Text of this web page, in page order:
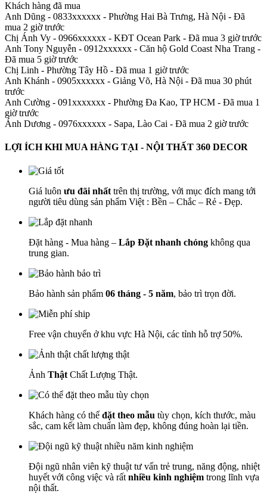
Khách hàng đã mua
Anh Dũng - 0833xxxxxx - Phường Hai Bà Trưng, Hà Nội - Đã
mua 2 giờ trước
Chị Ánh Vy - 0966xxxxxx - KĐT Ocean Park - Đã mua 3 giờ trước
Anh Tony Nguyễn - 0912xxxxxx - Căn hộ Gold Coast Nha Trang -
Đã mua 5 giờ trước
Chị Linh - Phường Tây Hồ - Đã mua 1 giờ trước
Anh Khánh - 0905xxxxxx - Giảng Võ, Hà Nội - Đã mua 30 phút
trước
Anh Cường - 091xxxxxxx - Phường Đa Kao, TP HCM - Đã mua 1
giờ trước
Ánh Dương - 0976xxxxxx - Sapa, Lào Cai - Đã mua 2 giờ trước
LỢI ÍCH KHI MUA HÀNG TẠI - NỘI THẤT 360 DECOR
Giá luôn ưu đãi nhất trên thị trường, với mục đích mang tới
người tiêu dùng sản phẩm Việt : Bền – Chắc – Rẻ - Đẹp.
Đặt hàng - Mua hàng – Lắp Đặt nhanh chóng không qua
trung gian.
Bảo hành sản phẩm 06 tháng - 5 năm, bảo trì trọn đời.
Free vận chuyển ở khu vực Hà Nội, các tỉnh hỗ trợ 50%.
Ảnh Thật Chất Lượng Thật.
Khách hàng có thể đặt theo mẫu tùy chọn, kích thước, màu
sắc, cam kết làm chuẩn làm đẹp, không đúng hoàn lại tiền.
Đội ngũ nhân viên kỹ thuật tư vấn trẻ trung, năng động, nhiệt
huyết với công việc và rất nhiều kinh nghiệm trong lĩnh vựa
nội thất.